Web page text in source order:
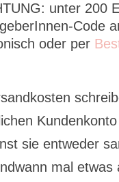
unter 200
Code
oder per
sie entweder
mal etwas